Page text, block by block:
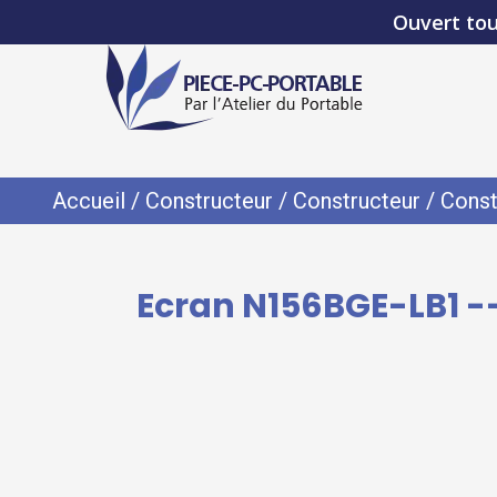
Ouvert
Accueil / Constructeur / Constructeur /
Ecran N156BGE-